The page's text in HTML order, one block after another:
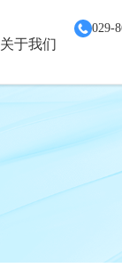
关于我们
029-